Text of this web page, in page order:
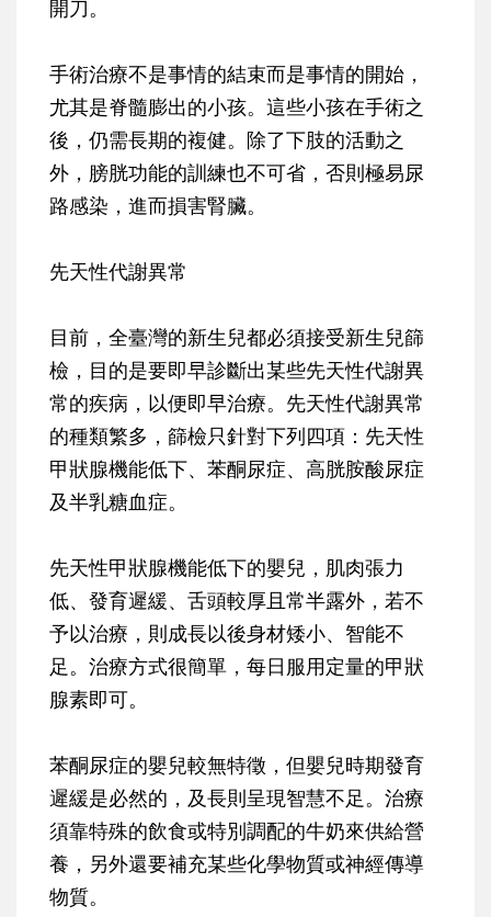
開刀。
手術治療不是事情的結束而是事情的開始，
尤其是脊髓膨出的小孩。這些小孩在手術之
後，仍需長期的複健。除了下肢的活動之
外，膀胱功能的訓練也不可省，否則極易尿
路感染，進而損害腎臟。
先天性代謝異常
目前，全臺灣的新生兒都必須接受新生兒篩
檢，目的是要即早診斷出某些先天性代謝異
常的疾病，以便即早治療。先天性代謝異常
的種類繁多，篩檢只針對下列四項： 先天性
甲狀腺機能低下、苯酮尿症、高胱胺酸尿症
及半乳糖血症。
先天性甲狀腺機能低下的嬰兒，肌肉張力
低、發育遲緩、舌頭較厚且常半露外，若不
予以治療，則成長以後身材矮小、智能不
足。治療方式很簡單，每日服用定量的甲狀
腺素即可。
苯酮尿症的嬰兒較無特徵，但嬰兒時期發育
遲緩是必然的，及長則呈現智慧不足。治療
須靠特殊的飲食或特別調配的牛奶來供給營
養，另外還要補充某些化學物質或神經傳導
物質。